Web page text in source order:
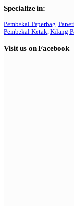
Specialize in:
Pembekal Paperbag,
Pembekal Kotak, Kilang
Visit us on Facebook